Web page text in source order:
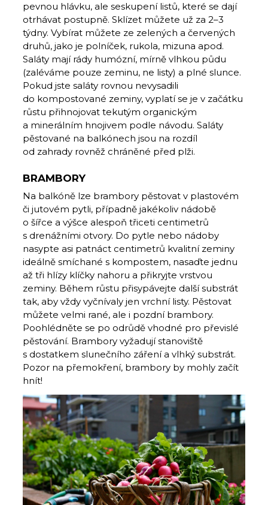
pevnou hlávku, ale seskupení listů, které se dají
otrhávat postupně. Sklízet můžete už za 2–3
týdny. Vybírat můžete ze zelených a červených
druhů, jako je polníček, rukola, mizuna apod.
Saláty mají rády humózní, mírně vlhkou půdu
(zaléváme pouze zeminu, ne listy) a plné slunce.
Pokud jste saláty rovnou nevysadili
do kompostované zeminy, vyplatí se je v začátku
růstu přihnojovat tekutým organickým
a minerálním hnojivem podle návodu. Saláty
pěstované na balkónech jsou na rozdíl
od zahrady rovněž chráněné před plži.
BRAMBORY
Na balkóně lze brambory pěstovat v plastovém
či jutovém pytli, případně jakékoliv nádobě
o šířce a výšce alespoň třiceti centimetrů
s drenážními otvory. Do pytle nebo nádoby
nasypte asi patnáct centimetrů kvalitní zeminy
ideálně smíchané s kompostem, nasaďte jednu
až tři hlízy klíčky nahoru a přikryjte vrstvou
zeminy. Během růstu přisypávejte další substrát
tak, aby vždy vyčnívaly jen vrchní listy. Pěstovat
můžete velmi rané, ale i pozdní brambory.
Poohlédněte se po odrůdě vhodné pro převislé
pěstování. Brambory vyžadují stanoviště
s dostatkem slunečního záření a vlhký substrát.
Pozor na přemokření, brambory by mohly začít
hnít!